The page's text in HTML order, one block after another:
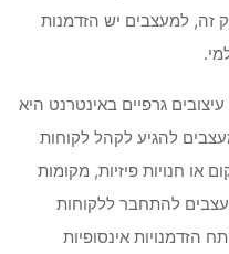
זה, למעצבים יש הזדמנות
גרפיים באינטרנט היא
להגיע לקהל לקוחות
או חנויות פיזיות, מקומות
להתחבר ללקוחות
הזדמנויות אינסופיות